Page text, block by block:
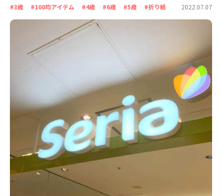
#3歳 #100均アイテム #4歳 #6歳 #5歳 #折り紙 2022.07.07